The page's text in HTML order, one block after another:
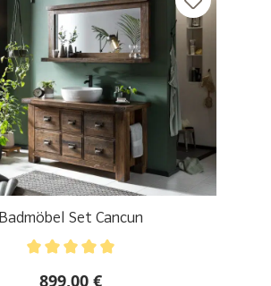
Badmöbel Set Cancun
899,00 €